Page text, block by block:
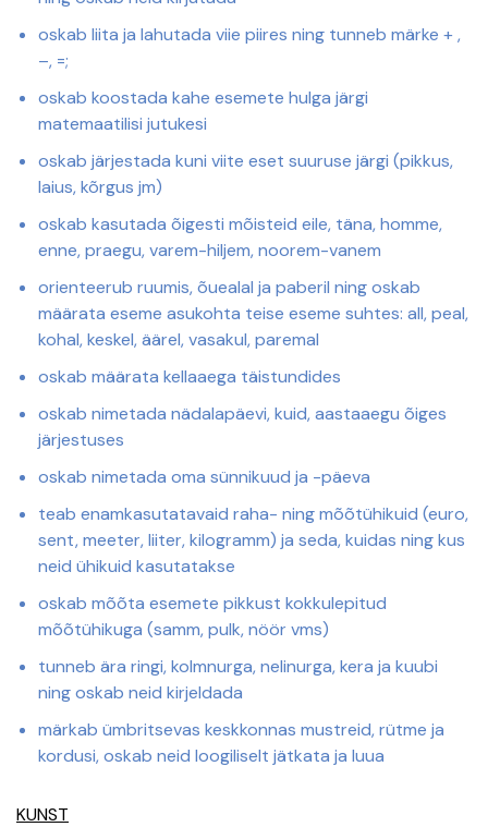
oskab liita ja lahutada viie piires ning tunneb märke + ,
–, =;
oskab koostada kahe esemete hulga järgi
matemaatilisi jutukesi
oskab järjestada kuni viite eset suuruse järgi (pikkus,
laius, kõrgus jm)
oskab kasutada õigesti mõisteid eile, täna, homme,
enne, praegu, varem-hiljem, noorem-vanem
orienteerub ruumis, õuealal ja paberil ning oskab
määrata eseme asukohta teise eseme suhtes: all, peal,
kohal, keskel, äärel, vasakul, paremal
oskab määrata kellaaega täistundides
oskab nimetada nädalapäevi, kuid, aastaaegu õiges
järjestuses
oskab nimetada oma sünnikuud ja -päeva
teab enamkasutatavaid raha- ning mõõtühikuid (euro,
sent, meeter, liiter, kilogramm) ja seda, kuidas ning kus
neid ühikuid kasutatakse
oskab mõõta esemete pikkust kokkulepitud
mõõtühikuga (samm, pulk, nöör vms)
tunneb ära ringi, kolmnurga, nelinurga, kera ja kuubi
ning oskab neid kirjeldada
märkab ümbritsevas keskkonnas mustreid, rütme ja
kordusi, oskab neid loogiliselt jätkata ja luua
KUNST